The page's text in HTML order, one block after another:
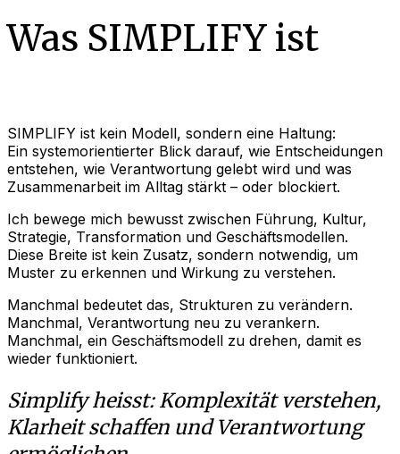
Was SIMPLIFY ist
SIMPLIFY ist kein Modell, sondern eine Haltung:
Ein systemorientierter Blick darauf, wie Entscheidungen
entstehen, wie Verantwortung gelebt wird und was
Zusammenarbeit im Alltag stärkt – oder blockiert.
Ich bewege mich bewusst zwischen Führung, Kultur,
Strategie, Transformation und Geschäftsmodellen.
Diese Breite ist kein Zusatz, sondern notwendig, um
Muster zu erkennen und Wirkung zu verstehen.
Manchmal bedeutet das, Strukturen zu verändern.
Manchmal, Verantwortung neu zu verankern.
Manchmal, ein Geschäftsmodell zu drehen, damit es
wieder funktioniert.
Simplify heisst: Komplexität verstehen,
Klarheit schaffen und Verantwortung